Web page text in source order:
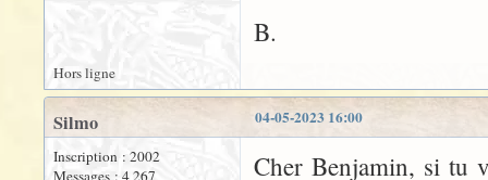
B.
Hors ligne
04-05-2023 16:00
Silmo
Inscription : 2002
Messages : 4 267
Cher Benjamin, si tu